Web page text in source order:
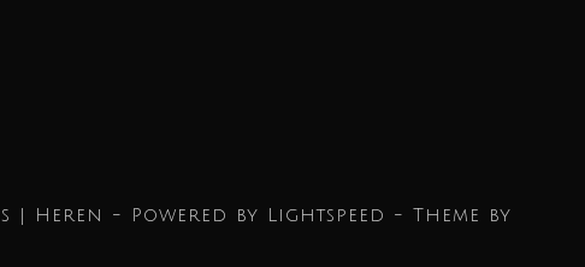
| Heren - Powered by Lightspeed - Theme by